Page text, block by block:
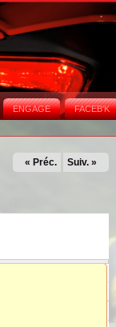
ENGAGE FACEB'K
« Préc. Suiv. »